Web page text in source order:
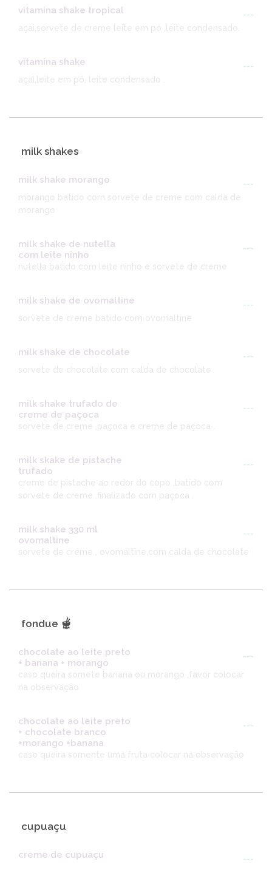
vitamina shake tropical
---
açai,sorvete de creme leite em pó ,leite condensado.
vitamina shake
---
açai,leite em pó, leite condensado .
milk shakes
milk shake morango
---
morango batido com sorvete de creme com calda de
milk shake de nutella
com leite ninho
---
nutella batido com leite ninho e sorvete de creme
milk shake de ovomaltine
---
sorvete de creme batido com ovomaltine
milk shake de chocolate
---
sorvete de chocolate com calda de chocolate
milk shake trufado de
creme de paçoca
---
sorvete de creme ,paçoca e creme de paçoca .
milk skake de pistache
trufado
---
creme de pistache ao redor do copo ,batido com
sorvete de creme ,finalizado com paçoca .
milk shake 330 ml
ovomaltine
---
sorvete de creme , ovomaltine,com calda de chocolate
fondue 🫕
chocolate ao leite preto
+ banana + morango
---
caso queira somete banana ou morango ,favor colocar
chocolate ao leite preto
+ chocolate branco
+morango +banana
---
caso queira somente uma fruta colocar na observação
cupuaçu
creme de cupuaçu ---